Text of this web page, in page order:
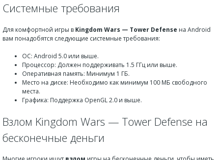
Системные требования
Для комфортной игры в Kingdom Wars — Tower Defense на Android
вам понадобятся следующие системные требования:
ОС: Android 5.0 или выше.
Процессор: Должен поддерживать 1.5 ГГц или выше.
Оперативная память: Минимум 1 ГБ.
Место на диске: Необходимо как минимум 100 МБ свободного
места.
Графика: Поддержка OpenGL 2.0 и выше.
Взлом Kingdom Wars — Tower Defense на
бесконечные деньги